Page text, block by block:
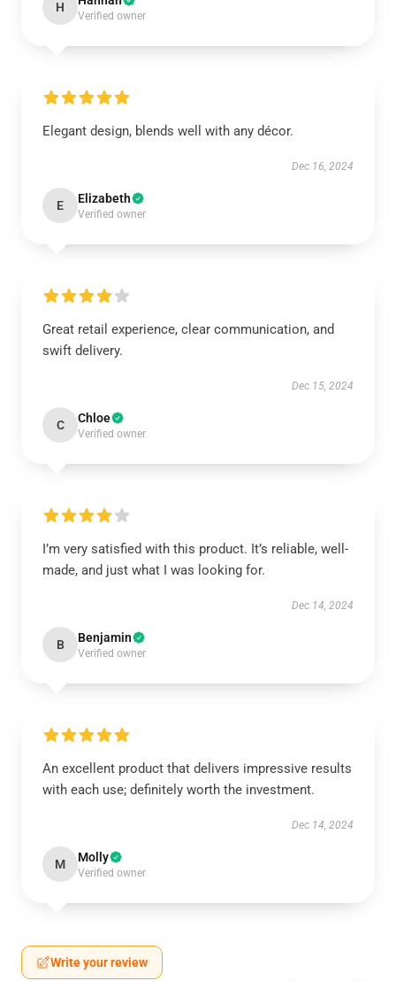
H
Verified owner
Elegant design, blends well with any décor.
Dec 16, 2024
E Elizabeth
Verified owner
Great retail experience, clear communication, and
swift delivery.
Dec 15, 2024
C Chloe
Verified owner
I’m very satisfied with this product. It’s reliable, well-
made, and just what I was looking for.
Dec 14, 2024
B Benjamin
Verified owner
An excellent product that delivers impressive results
with each use; definitely worth the investment.
Dec 14, 2024
M Molly
Verified owner
Write your review